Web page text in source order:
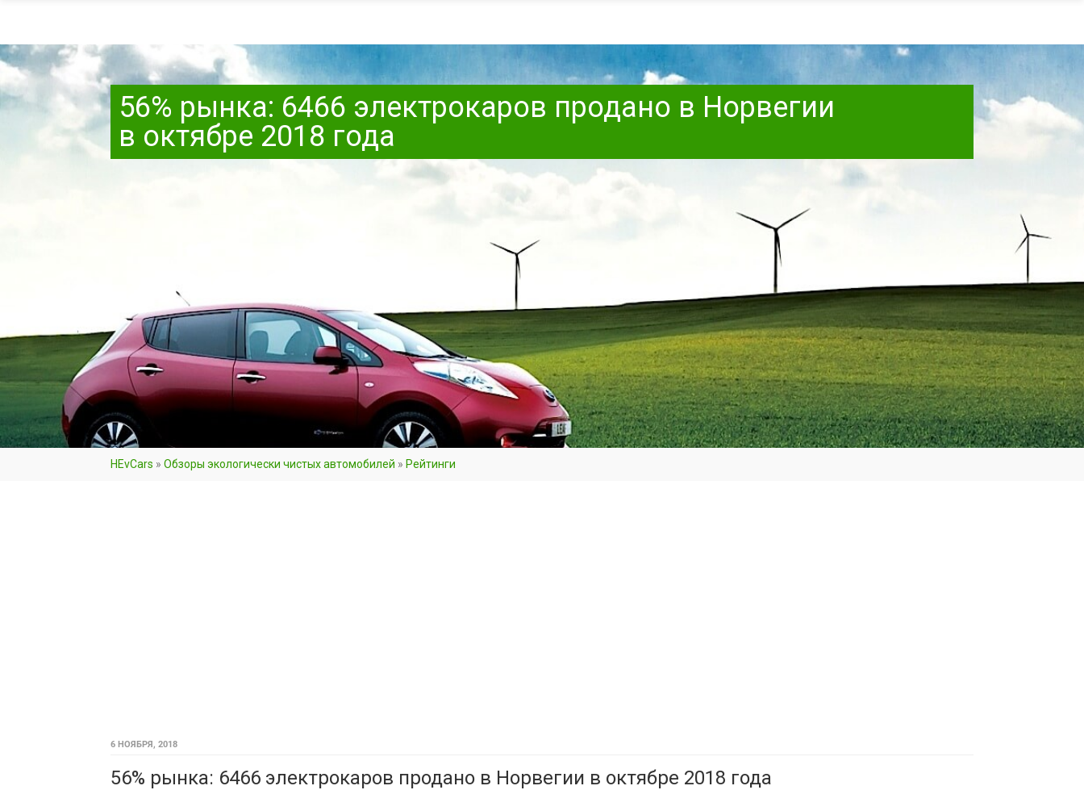
56% рынка: 6466 электрокаров продано в Норвегии
в октябре 2018 года
HEvCars » Обзоры экологически чистых автомобилей » Рейтинги
6 НОЯБРЯ, 2018
56% рынка: 6466 электрокаров продано в Норвегии в октябре 2018 года